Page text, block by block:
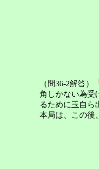
（問36-2解答）
角しかない為受
るために玉自ら
本局は、この後